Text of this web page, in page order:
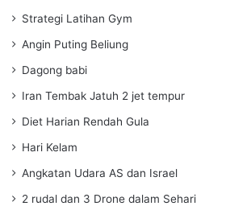
Strategi Latihan Gym
Angin Puting Beliung
Dagong babi
Iran Tembak Jatuh 2 jet tempur
Diet Harian Rendah Gula
Hari Kelam
Angkatan Udara AS dan Israel
2 rudal dan 3 Drone dalam Sehari